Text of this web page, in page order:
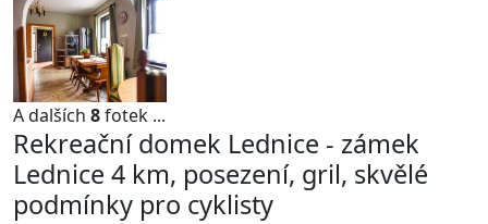
A dalších 8fotek ...
Rekreační domek Lednice - zámek
Lednice 4 km, posezení, gril, skvělé
podmínky pro cyklisty